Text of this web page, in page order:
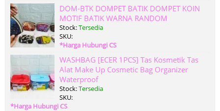
DOM-BTK DOMPET BATIK DOMPET KOIN
MOTIF BATIK WARNA RANDOM
Stock:Tersedia
SKU:
*Harga Hubungi CS
WASHBAG [ECER 1PCS] Tas Kosmetik Tas
Alat Make Up Cosmetic Bag Organizer
Waterproof
Stock:Tersedia
SKU:
*Harga Hubungi CS